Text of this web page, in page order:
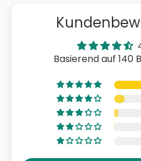
Basierend auf 140